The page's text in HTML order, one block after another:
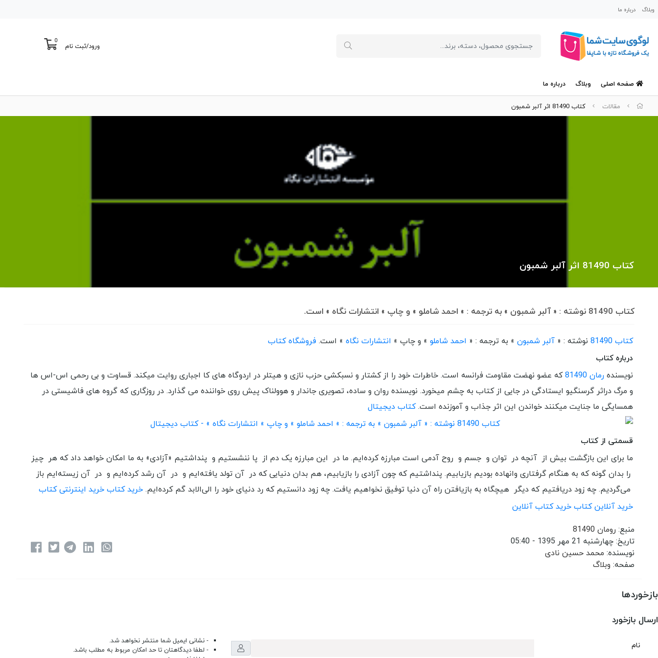
وبلاگ درباره ما
ورود/ثبت نام
0
صفحه اصلی وبلاگ درباره ما
مقالات کتاب 81490 اثر آلبر شمبون
کتاب 81490 اثر آلبر شمبون
کتاب 81490 نوشته : « آلبر شمبون » به ترجمه : » احمد شاملو » و چاپ » انتشارات نگاه » است.
کتاب 81490 نوشته : « آلبر شمبون » به ترجمه : « احمد شاملو » و چاپ » انتشارات نگاه » است. فروشگاه کتاب
درباره کتاب
نویسنده رمان 81490
که عضو نهضت مقاومت فرانسه است. خاطرات خود را از کشتار و نسبکشی حزب نازی و هیتلر در اردوگاه های کا اجباری روایت میکند. قساوت و بی رحمی اس-اس ها
و مرگ دراثر گرسنگیو ایستادگی در جایی از کتاب به چشم میخورد. نویسنده روان و ساده، تصویری جاندار و هوولناک پیش روی خواننده می گذارد. در روزگاری که گروه های فاشیستی در
همسایگی ما جنایت میکنند خواندن این اثر جذاب و آموزنده است.کتاب دیجیتال
قسمتی از کتاب
ما برای این بازگشت بیش از آنچه در توان و جسم و روح آدمی است مبارزه کرده‌ایم. ما در این مبارزه یک دم از پا ننشستیم و پنداشتیم «آزادی» به ما امکان خواهد داد که هر چیز
را بدان گونه که به هنگام گرفتاری وانهاده بودیم بازیابیم. پنداشتیم که چون آزادی را بازیابیم، هم بدان دنیایی که در آن تولد یافته‌ایم و در آن رشد کرده‌ایم و در آن زیسته‌ایم باز
می‌گردیم. چه زود دریافتیم که دیگر هیچگاه به بازیافتن راه آن دنیا توفیق نخواهیم یافت. چه زود دانستیم که رد دنیای خود را الی‌الابد گم کرده‌ایم. خرید کتاب خرید اینترنتی کتاب
خرید آنلاین کتاب خرید کتاب آنلاین
منبع: رومان 81490
تاریخ: چهارشنبه 21 مهر 1395 - 05:40
نویسنده: محمد حسین نادی
صفحه: وبلاگ
بازخوردها
ارسال بازخورد
نام
- نشانی ایمیل شما منتشر نخواهد شد.
- لطفا دیدگاهتان تا حد امکان مربوط به مطلب باشد.